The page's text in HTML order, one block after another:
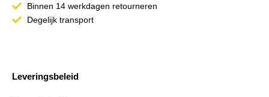
Binnen 14 werkdagen retourneren
Degelijk transport
Leveringsbeleid